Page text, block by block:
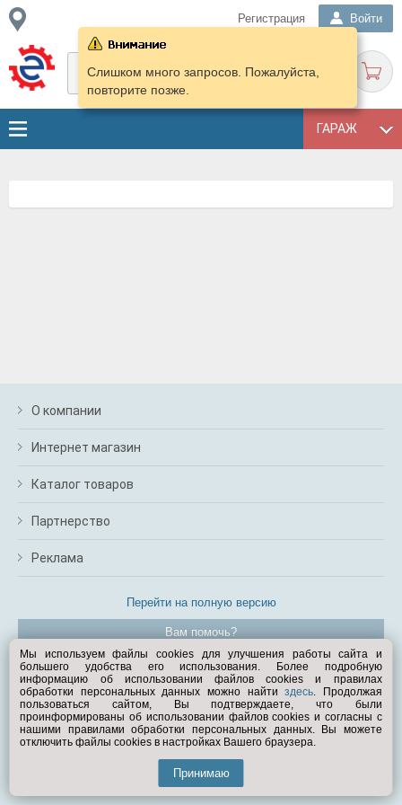
Регистрация Войти
ГАРАЖ
Слишком много запросов. Пожалуйста,
повторите позже.
О компании
Интернет магазин
Каталог товаров
Партнерство
Реклама
Перейти на полную версию
Вам помочь?
© Exist.ru 1998—2026
Мы используем файлы cookies для улучшения работы сайта и
большего удобства его использования. Более подробную
информацию об использовании файлов cookies и правилах
обработки персональных данных можно найтиздесь. Продолжая
пользоваться сайтом, Вы подтверждаете, что были
проинформированы об использовании файлов cookies и согласны с
нашими правилами обработки персональных данных. Вы можете
отключить файлы cookies в настройках Вашего браузера.
Принимаю